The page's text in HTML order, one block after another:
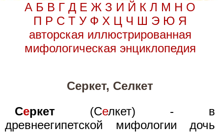
А Б В Г Д Е Ж З И Й К Л М Н О
П Р С Т У Ф Х Ц Ч Ш Э Ю Я
авторская иллюстрированная
мифологическая энциклопедия
Серкет, Селкет
Серкет (Селкет) - в
древнеегипетской мифологии дочь